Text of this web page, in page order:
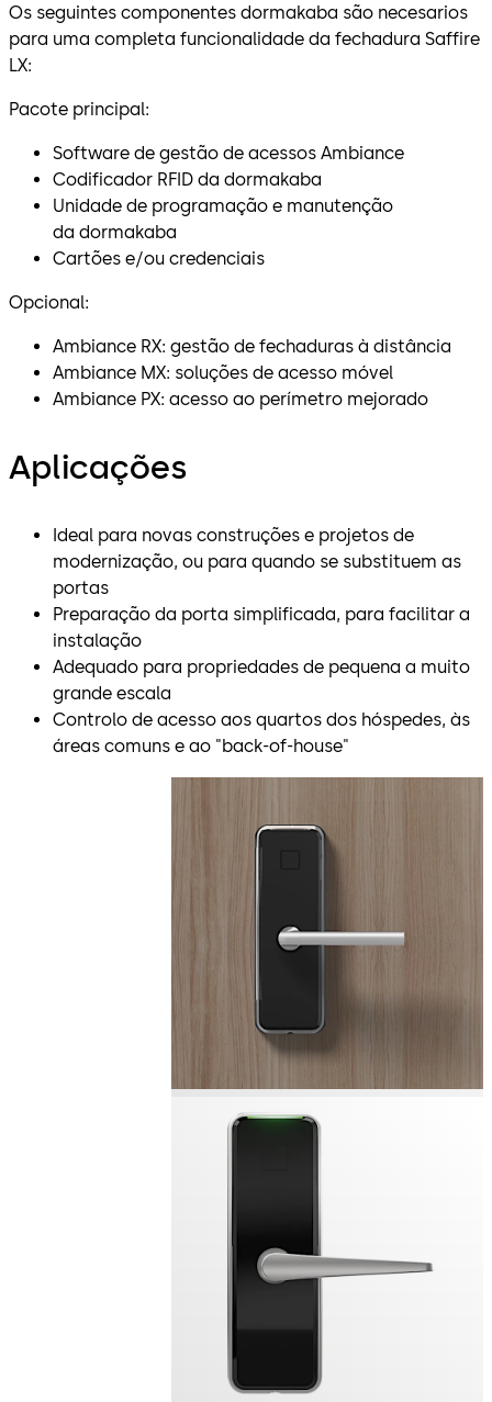
Os seguintes componentes dormakaba são necesarios
para uma completa funcionalidade da fechadura Saffire
LX:
Pacote principal:
Software de gestão de acessos Ambiance
Codificador RFID da dormakaba
Unidade de programação e manutenção
da dormakaba
Cartões e/ou credenciais
Opcional:
Ambiance RX: gestão de fechaduras à distância
Ambiance MX: soluções de acesso móvel
Ambiance PX: acesso ao perímetro mejorado
Aplicações
Ideal para novas construções e projetos de
modernização, ou para quando se substituem as
portas
Preparação da porta simplificada, para facilitar a
instalação
Adequado para propriedades de pequena a muito
grande escala
Controlo de acesso aos quartos dos hóspedes, às
áreas comuns e ao "back-of-house"